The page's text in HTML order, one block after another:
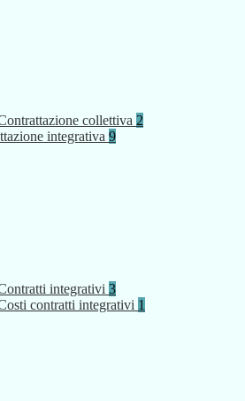
collettiva 2
integrativa 9
integrativi 3
contratti integrativi 1